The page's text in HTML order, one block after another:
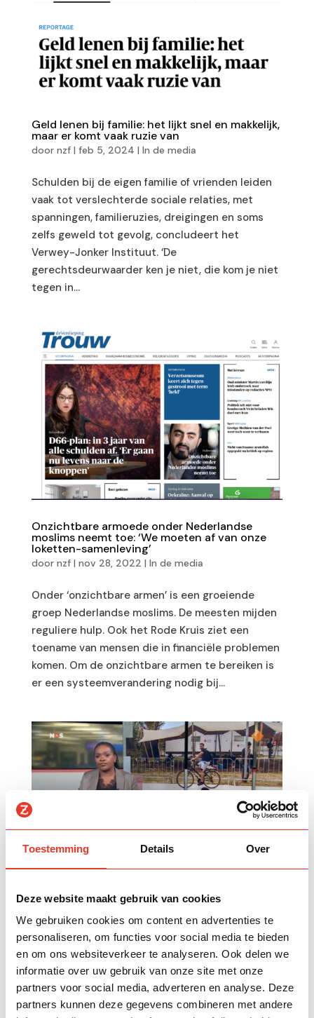
Toestemming Details Over
Deze website maakt gebruik van cookies
We gebruiken cookies om content en advertenties te
personaliseren, om functies voor social media te bieden
en om ons websiteverkeer te analyseren. Ook delen we
informatie over uw gebruik van onze site met onze
partners voor social media, adverteren en analyse. Deze
partners kunnen deze gegevens combineren met andere
Geld lenen bij familie: het lijkt snel en makkelijk,
maar er komt vaak ruzie van
door nzf| feb 5, 2024 | In de media
Schulden bij de eigen familie of vrienden leiden
vaak tot verslechterde sociale relaties, met
spanningen, familieruzies, dreigingen en soms
zelfs geweld tot gevolg, concludeert het
Verwey-Jonker Instituut. ‘De
gerechtsdeurwaarder ken je niet, die kom je niet
tegen in...
Onzichtbare armoede onder Nederlandse
moslims neemt toe: ‘We moeten af van onze
loketten-samenleving’
door nzf| nov 28, 2022 | In de media
Onder ‘onzichtbare armen’ is een groeiende
groep Nederlandse moslims. De meesten mijden
reguliere hulp. Ook het Rode Kruis ziet een
toename van mensen die in financiële problemen
komen. Om de onzichtbare armen te bereiken is
er een systeemverandering nodig bij...
doornzf|okt 14, 2022|In de media
Het Nationaal Zakat Fonds helpt Nederlandse
moslims die worstelen met hun financiële
situatie. Minstens 1 op de 5 Nederlandse
moslims worstelt op dit moment met zijn of haar
bestaanszekerheid. Zie hieronder het